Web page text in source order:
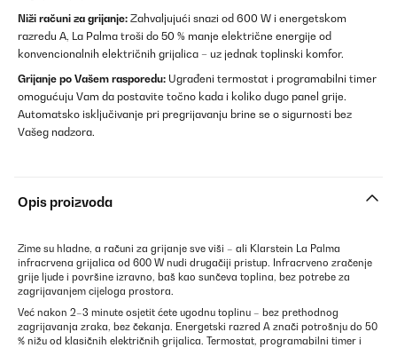
Niži računi za grijanje: Zahvaljujući snazi od 600 W i energetskom
razredu A, La Palma troši do 50 % manje električne energije od
konvencionalnih električnih grijalica – uz jednak toplinski komfor.
Grijanje po Vašem rasporedu: Ugrađeni termostat i programabilni timer
omogućuju Vam da postavite točno kada i koliko dugo panel grije.
Automatsko isključivanje pri pregrijavanju brine se o sigurnosti bez
Vašeg nadzora.
Opis proizvoda
Zime su hladne, a računi za grijanje sve viši – ali Klarstein La Palma
infracrvena grijalica od 600 W nudi drugačiji pristup. Infracrveno zračenje
grije ljude i površine izravno, baš kao sunčeva toplina, bez potrebe za
zagrijavanjem cijeloga prostora.
Već nakon 2–3 minute osjetit ćete ugodnu toplinu – bez prethodnog
zagrijavanja zraka, bez čekanja. Energetski razred A znači potrošnju do 50
% nižu od klasičnih električnih grijalica. Termostat, programabilni timer i